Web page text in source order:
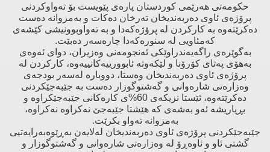
حكومەتی هەرێمی كوردستان پارەی پێویست بۆ تەواوكردنی
پرۆژەی ئاوی دەربەندیخان تەرخان دەكات ‌و بەمزوانە دەست
دەكرێتەوە بە كاركردن لە پرۆژەكەدا ‌و بە تەواوبوونیشی كێشەی
كەمئاویی لە سنورەكەدا چارەسەر دەبێت.
بەگوێرەی راگەیەندراوێكی ئەنجومەنی وەزیران، دوای ئەوەی
بەهۆی پەتای كۆرۆنا و لێكەوتە ئابوورییەكانییەوە، كاركردن لە
پرۆژەی ئاوی دەربەندیخان وەستا، دووبارە لەسەر بودجەی
وەزارەتی شارەوانی و گەشتوگوزار دەست بە جێبەجێكردنی
دەكرێتەوە، ئێستا نزیكەی 60%ی كارەكانی جێبەجێكراوە و
بڕیاریشە ئەو بەشەی كە هێشتا جێبەجێ‌ نەكراوە نەكراوە،
بەمزوانە تەواو بكرێت.
جێبەجێكردنی پرۆژەی ئاوی دەربەندیخان لەلایەن بەڕێوەبەرایەتیی
گشتی ئاو و ئاوەڕۆ لە وەزارەتی شارەوانی و گەشتوگوزار و